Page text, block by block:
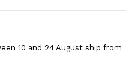
10 and 24 August ship from